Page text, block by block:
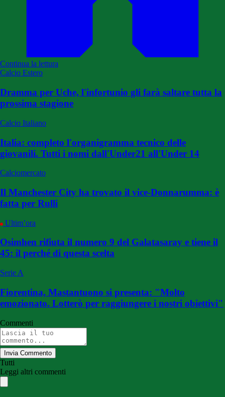
Continua la lettura
Calcio Estero
Dramma per Uche, l'infortunio gli farà saltare tutta la
prossima stagione
Calcio Italiano
Italia: completo l'organigramma tecnico delle
giovanili. Tutti i nomi dall'Under21 all'Under 14
Calciomercato
Il Manchester City ha trovato il vice-Donnarumma: è
fatta per Rulli
Ultim’ora
Osimhen rifiuta il numero 9 del Galatasaray e tiene il
45: il perché di questa scelta
Serie A
Fiorentina, Mastantuono si presenta: "Molto
emozionato. Lotterò per raggiungere i nostri obiettivi"
Commenti
Invia Commento
Tutti
Leggi altri commenti